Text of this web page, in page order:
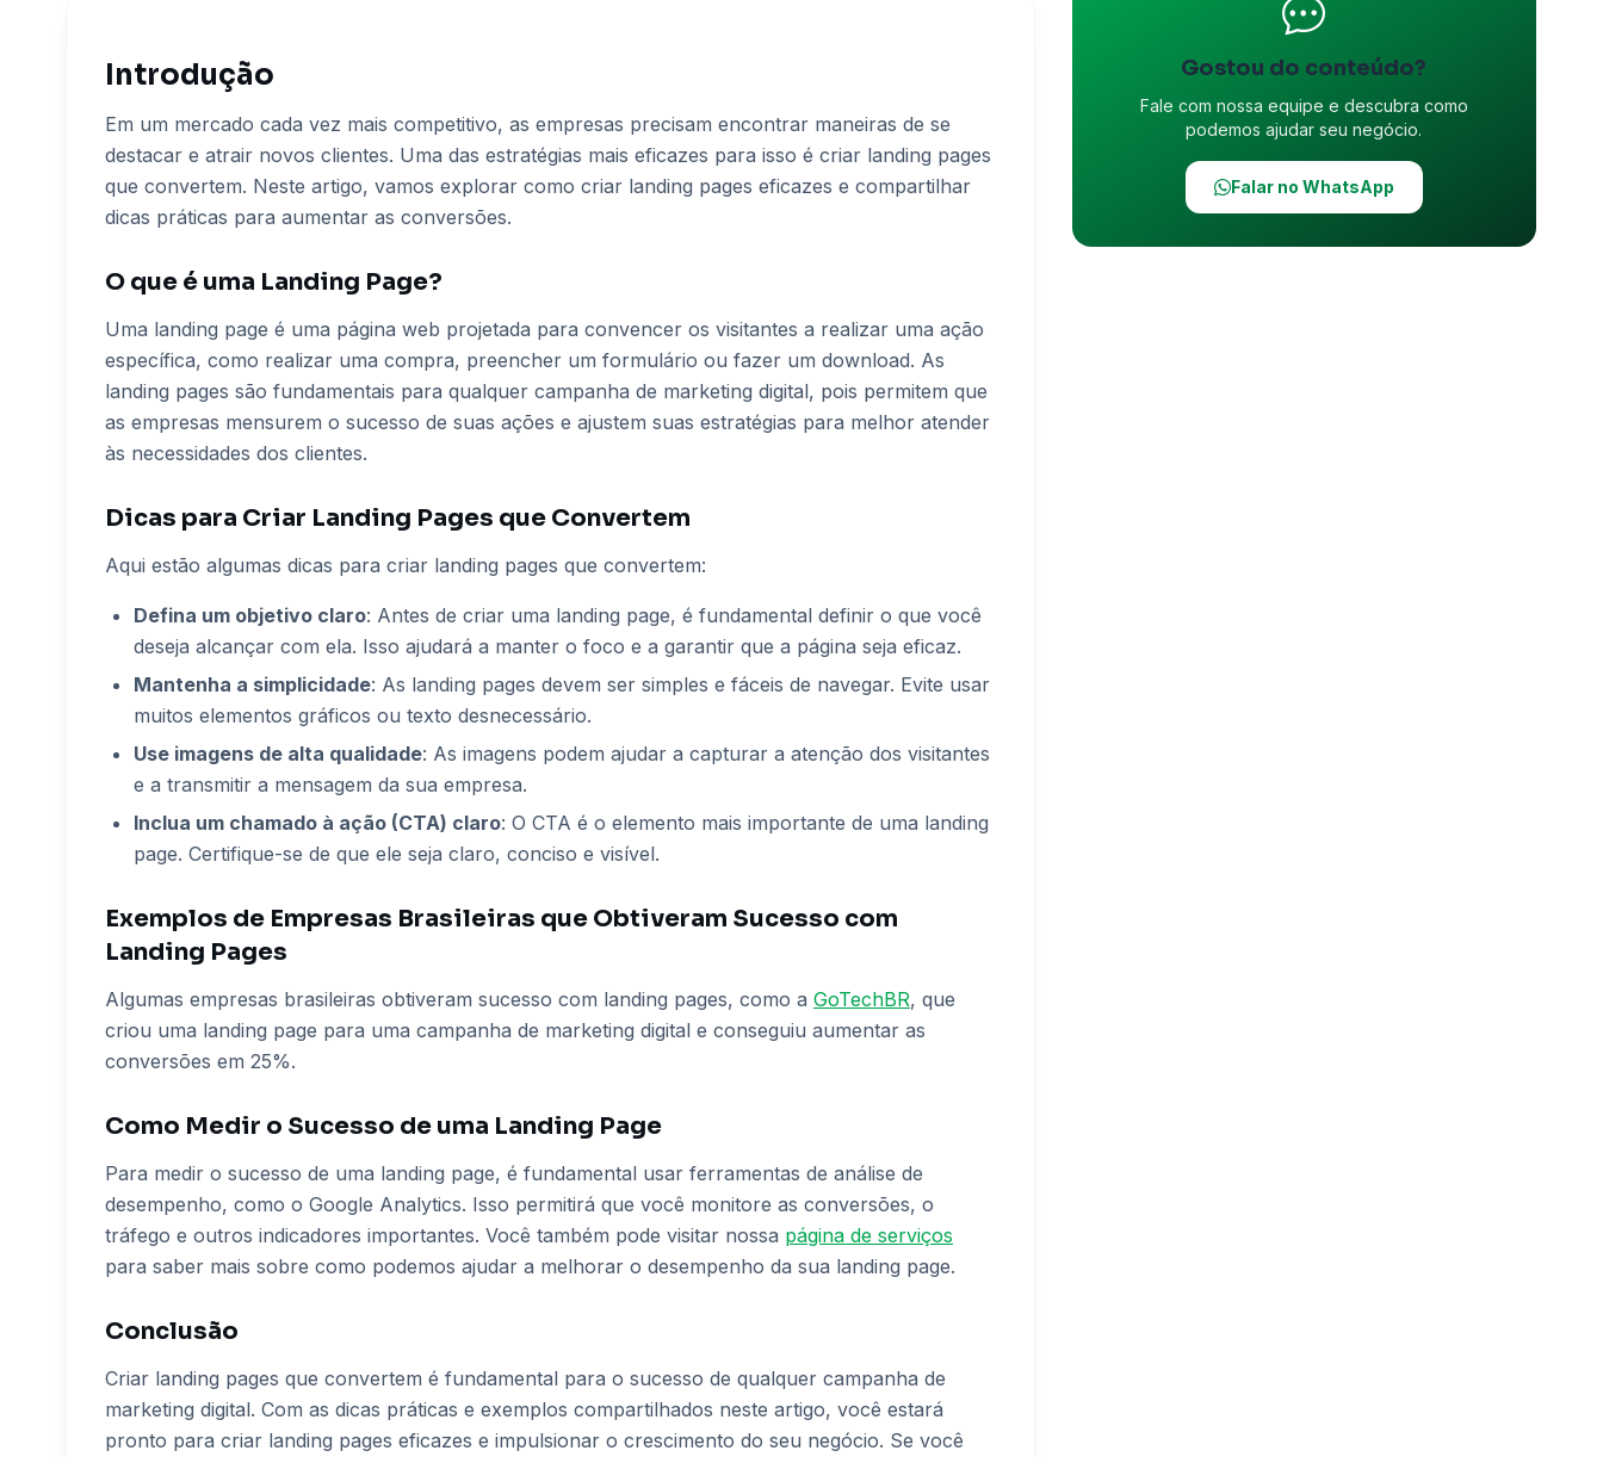
Introdução
Em um mercado cada vez mais competitivo, as empresas precisam encontrar maneiras de se
destacar e atrair novos clientes. Uma das estratégias mais eficazes para isso é criar landing pages
que convertem. Neste artigo, vamos explorar como criar landing pages eficazes e compartilhar
dicas práticas para aumentar as conversões.
O que é uma Landing Page?
Uma landing page é uma página web projetada para convencer os visitantes a realizar uma ação
específica, como realizar uma compra, preencher um formulário ou fazer um download. As
landing pages são fundamentais para qualquer campanha de marketing digital, pois permitem que
as empresas mensurem o sucesso de suas ações e ajustem suas estratégias para melhor atender
às necessidades dos clientes.
Dicas para Criar Landing Pages que Convertem
Aqui estão algumas dicas para criar landing pages que convertem:
Defina um objetivo claro: Antes de criar uma landing page, é fundamental definir o que você
deseja alcançar com ela. Isso ajudará a manter o foco e a garantir que a página seja eficaz.
Mantenha a simplicidade: As landing pages devem ser simples e fáceis de navegar. Evite usar
muitos elementos gráficos ou texto desnecessário.
Use imagens de alta qualidade: As imagens podem ajudar a capturar a atenção dos visitantes
e a transmitir a mensagem da sua empresa.
Inclua um chamado à ação (CTA) claro: O CTA é o elemento mais importante de uma landing
page. Certifique-se de que ele seja claro, conciso e visível.
Exemplos de Empresas Brasileiras que Obtiveram Sucesso com
Landing Pages
Algumas empresas brasileiras obtiveram sucesso com landing pages, como a GoTechBR, que
criou uma landing page para uma campanha de marketing digital e conseguiu aumentar as
conversões em 25%.
Como Medir o Sucesso de uma Landing Page
Para medir o sucesso de uma landing page, é fundamental usar ferramentas de análise de
desempenho, como o Google Analytics. Isso permitirá que você monitore as conversões, o
tráfego e outros indicadores importantes. Você também pode visitar nossa página de serviços
para saber mais sobre como podemos ajudar a melhorar o desempenho da sua landing page.
Conclusão
Criar landing pages que convertem é fundamental para o sucesso de qualquer campanha de
marketing digital. Com as dicas práticas e exemplos compartilhados neste artigo, você estará
pronto para criar landing pages eficazes e impulsionar o crescimento do seu negócio. Se você
Gostou do conteúdo?
Fale com nossa equipe e descubra como
podemos ajudar seu negócio.
Falar no WhatsApp